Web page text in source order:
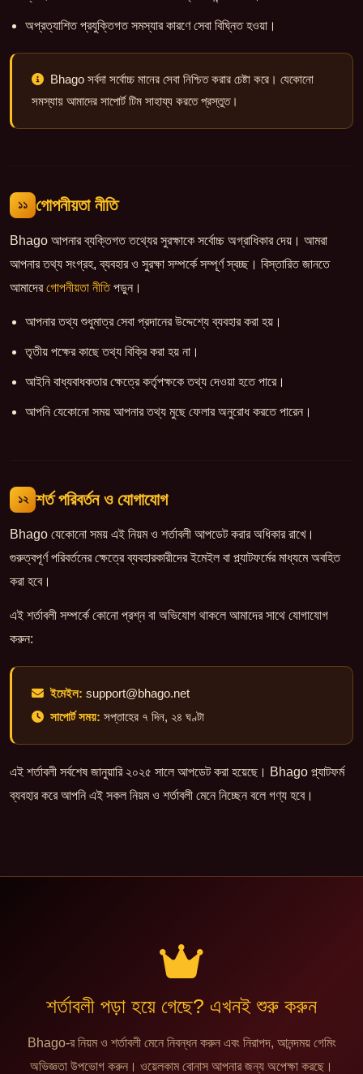
অপ্রত্যাশিত প্রযুক্তিগত সমস্যার কারণে সেবা বিঘ্নিত হওয়া।
Bhago সর্বদা সর্বোচ্চ মানের সেবা নিশ্চিত করার চেষ্টা করে। যেকোনো
সমস্যায় আমাদের সাপোর্ট টিম সাহায্য করতে প্রস্তুত।
১১ গোপনীয়তা নীতি
Bhago আপনার ব্যক্তিগত তথ্যের সুরক্ষাকে সর্বোচ্চ অগ্রাধিকার দেয়। আমরা
আপনার তথ্য সংগ্রহ, ব্যবহার ও সুরক্ষা সম্পর্কে সম্পূর্ণ স্বচ্ছ। বিস্তারিত জানতে
আমাদেরগোপনীয়তা নীতিপড়ুন।
আপনার তথ্য শুধুমাত্র সেবা প্রদানের উদ্দেশ্যে ব্যবহার করা হয়।
তৃতীয় পক্ষের কাছে তথ্য বিক্রি করা হয় না।
আইনি বাধ্যবাধকতার ক্ষেত্রে কর্তৃপক্ষকে তথ্য দেওয়া হতে পারে।
আপনি যেকোনো সময় আপনার তথ্য মুছে ফেলার অনুরোধ করতে পারেন।
১২ শর্ত পরিবর্তন ও যোগাযোগ
Bhago যেকোনো সময় এই নিয়ম ও শর্তাবলী আপডেট করার অধিকার রাখে।
গুরুত্বপূর্ণ পরিবর্তনের ক্ষেত্রে ব্যবহারকারীদের ইমেইল বা প্ল্যাটফর্মের মাধ্যমে অবহিত
করা হবে।
এই শর্তাবলী সম্পর্কে কোনো প্রশ্ন বা অভিযোগ থাকলে আমাদের সাথে যোগাযোগ
করুন:
ইমেইল: support@bhago.net
সাপোর্ট সময়: সপ্তাহের ৭ দিন, ২৪ ঘণ্টা
এই শর্তাবলী সর্বশেষ জানুয়ারি ২০২৫ সালে আপডেট করা হয়েছে। Bhago প্ল্যাটফর্ম
ব্যবহার করে আপনি এই সকল নিয়ম ও শর্তাবলী মেনে নিচ্ছেন বলে গণ্য হবে।
শর্তাবলী পড়া হয়ে গেছে? এখনই শুরু করুন
Bhago-র নিয়ম ও শর্তাবলী মেনে নিবন্ধন করুন এবং নিরাপদ, আনন্দময় গেমিং
অভিজ্ঞতা উপভোগ করুন। ওয়েলকাম বোনাস আপনার জন্য অপেক্ষা করছে।